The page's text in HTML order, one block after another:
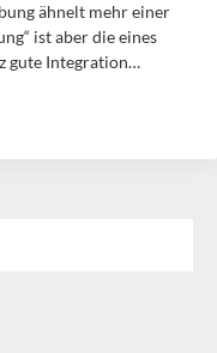
ähnelt mehr einer
ist aber die eines
gute Integration…